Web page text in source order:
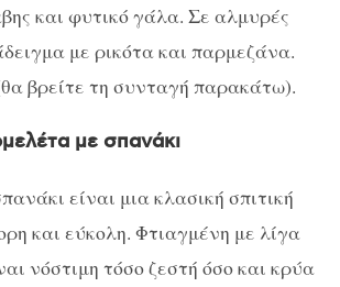
και φυτικό γάλα. Σε αλμυρές
με ρικότα και παρμεζάνα.
βρείτε τη συνταγή παρακάτω).
με σπανάκι
είναι μια κλασική σπιτική
και εύκολη. Φτιαγμένη με λίγα
νόστιμη τόσο ζεστή όσο και κρύα